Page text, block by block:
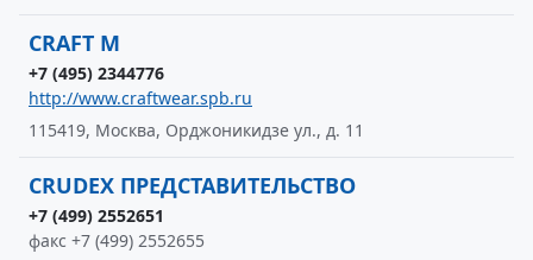
CRAFT M
+7 (495) 2344776
http://www.craftwear.spb.ru
115419, Москва, Орджоникидзе ул., д. 11
CRUDEX ПРЕДСТАВИТЕЛЬСТВО
+7 (499) 2552651
факс +7 (499) 2552655